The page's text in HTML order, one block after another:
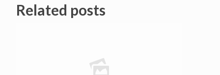
Related posts